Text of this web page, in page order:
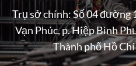
Trụ sở chính: Số 04 đường
Vạn Phúc, p. Hiệp Bình
Thành phố Hồ